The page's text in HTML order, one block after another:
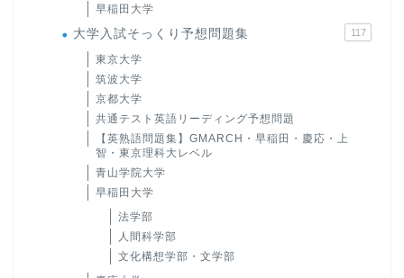
早稲田大学
大学入試そっくり予想問題集 117
東京大学
筑波大学
京都大学
共通テスト英語リーディング予想問題
【英熟語問題集】GMARCH・早稲田・慶応・上
智・東京理科大レベル
青山学院大学
早稲田大学
法学部
人間科学部
文化構想学部・文学部